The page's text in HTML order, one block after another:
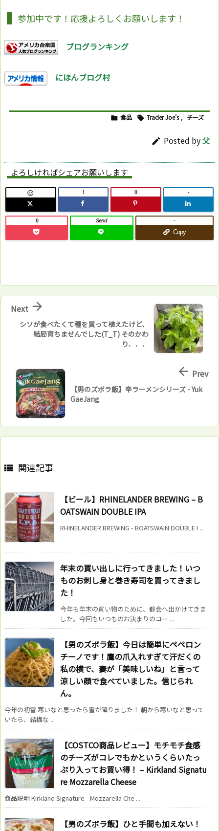
参加中です！応援よろしくお願いします！
ブログランキング
にほんブログ村
 食品  Trader Joe's , チーズ
 Posted by父
よろしければシェアお願いします
 ! 0 -
0 Send
Copy
-
シソが食べたくて種を買って植えたけど、
結局育ちませんでした(T_T) そのかわ
り．．．

Next
【男のズボラ飯】辛ラーメンシリーズ - Yuk
GaeJang
 Prev
 関連記事
【ビール】RHINELANDER BREWING – B
OATSWAIN DOUBLE IPA
RHINELANDER BREWING - BOATSWAIN DOUBLE I ...
年末の買い出しに行ってきました！いつ
ものお刺し身と巻き寿司を買ってきまし
た！
今年も年末の買い物のために、都会へ出かけてきま
した。今回もいつものお決まりのコー ...
【男のズボラ飯】今日は簡単にペペロン
チーノです！鷹の爪入れすぎて汗だくの
私の横で、妻が「美味しいね」と言って
涼しい顔で食べていました。信じられ
ん。
今年の初雪 寒いなと思ったら雪が降りました！ 朝から寒いなと思って
いたら、結構な ...
【COSTCO商品レビュー】モチモチ食感
のチーズがコレでもかというくらいたっ
ぷり入ってお買い得！ – Kirkland Signatu
re Mozzarella Cheese
商品説明 Kirkland Signature - Mozzarella Che ...
【男のズボラ飯】ひと手間も加えない！